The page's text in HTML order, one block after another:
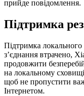
прийде повідомлення.
Підтримка
Підтримка
з’єднання втрачено,
продовжити
на локальному
щоб не пропустити
Інтернетом.